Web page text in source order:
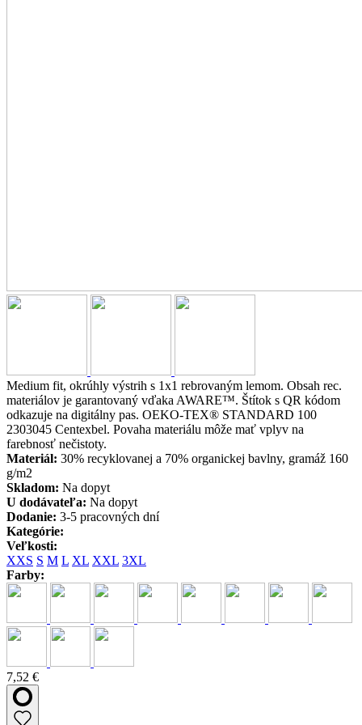
Medium fit, okrúhly výstrih s 1x1 rebrovaným lemom. Obsah rec.
materiálov je garantovaný vďaka AWARE™. Štítok s QR kódom
odkazuje na digitálny pas. OEKO-TEX® STANDARD 100
2303045 Centexbel. Povaha materiálu môže mať vplyv na
farebnosť nečistoty.
Materiál: 30% recyklovanej a 70% organickej bavlny, gramáž 160
g/m2
Skladom: Na dopyt
U dodávateľa: Na dopyt
Dodanie: 3-5 pracovných dní
Kategórie:
Veľkosti:
XXS S M L XL XXL 3XL
Farby:
7,52 €